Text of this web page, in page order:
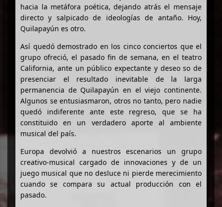
hacia la metáfora poética, dejando atrás el mensaje
directo y salpicado de ideologías de antaño. Hoy,
Quilapayún es otro.
Así quedó demostrado en los cinco conciertos que el
grupo ofreció, el pasado fin de semana, en el teatro
California, ante un público expectante y deseo so de
presenciar el resultado inevitable de la larga
permanencia de Quilapayún en el viejo continente.
Algunos se entusiasmaron, otros no tanto, pero nadie
quedó indiferente ante este regreso, que se ha
constituido en un verdadero aporte al ambiente
musical del país.
Europa devolvió a nuestros escenarios un grupo
creativo-musical cargado de innovaciones y de un
juego musical que no desluce ni pierde merecimiento
cuando se compara su actual producción con el
pasado.